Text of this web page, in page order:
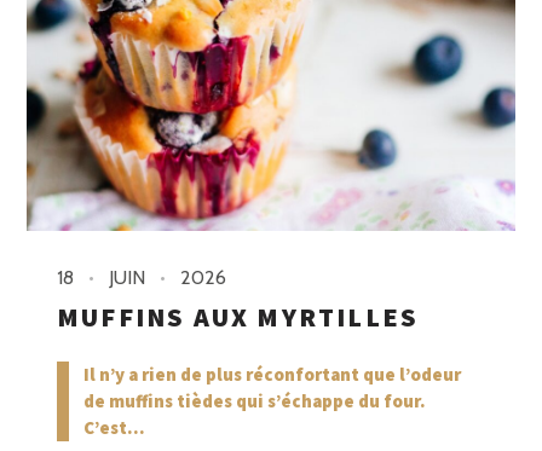
18 JUIN 2026
MUFFINS AUX MYRTILLES
Il n’y a rien de plus réconfortant que l’odeur
de muffins tièdes qui s’échappe du four.
C’est...